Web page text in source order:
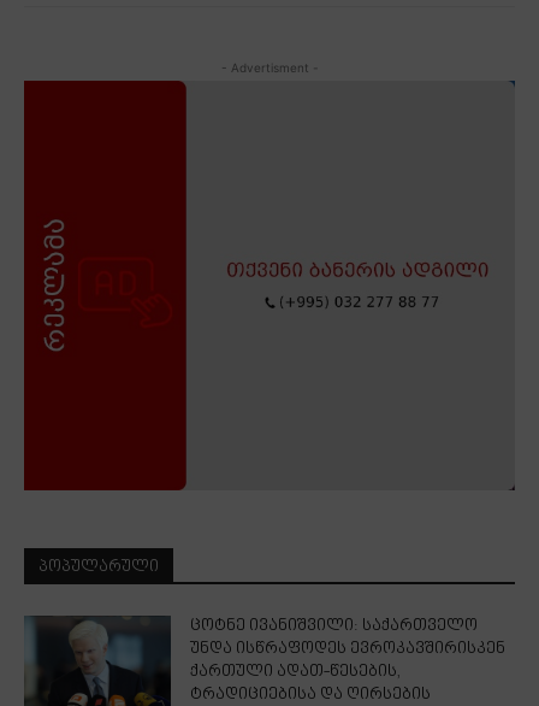
- Advertisment -
ᲞᲝᲞᲣᲚᲐᲠᲣᲚᲘ
ცოტნე ივანიშვილი: საქართველო
უნდა ისწრაფოდეს ევროკავშირისკენ
ქართული ადათ-წესების,
ტრადიციებისა და ღირსების